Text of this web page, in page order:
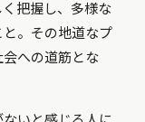
把握し、多様な
。その地道なプ
への道筋とな